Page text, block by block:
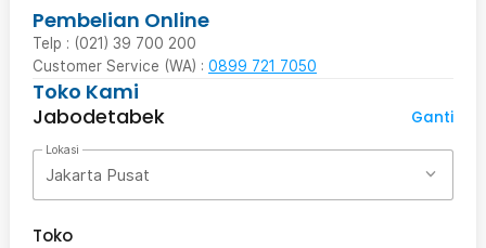
Pembelian Online
Telp : (021) 39 700 200
Customer Service (WA) : 0899 721 7050
Toko Kami
Jabodetabek
Ganti
Lokasi
Jakarta Pusat
Toko